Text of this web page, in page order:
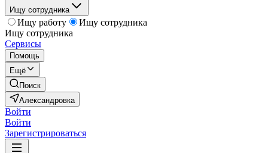
Ищу сотрудника
Ищу работу
Ищу сотрудника
Ищу сотрудника
Сервисы
Помощь
Ещё
Поиск
Александровка
Войти
Войти
Зарегистрироваться